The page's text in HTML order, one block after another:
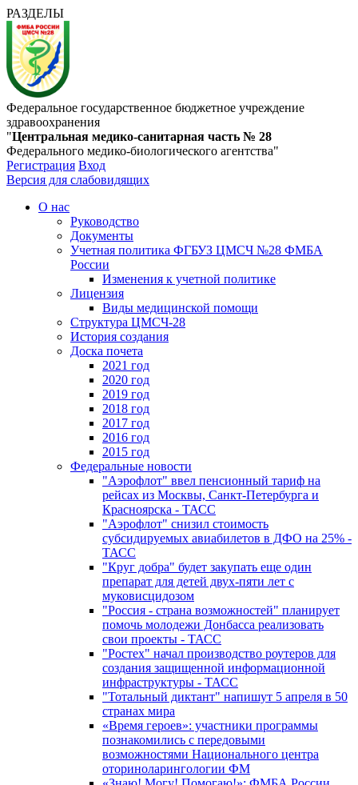
РАЗДЕЛЫ
Федеральное государственное бюджетное учреждение
здравоохранения
"Центральная медико-санитарная часть № 28
Федерального медико-биологического агентства"
Регистрация Вход
Версия для слабовидящих
О нас
Руководство
Документы
Учетная политика ФГБУЗ ЦМСЧ №28 ФМБА
России
Изменения к учетной политике
Лицензия
Виды медицинской помощи
Структура ЦМСЧ-28
История создания
Доска почета
2021 год
2020 год
2019 год
2018 год
2017 год
2016 год
2015 год
Федеральные новости
"Аэрофлот" ввел пенсионный тариф на
рейсах из Москвы, Санкт-Петербурга и
Красноярска - ТАСС
"Аэрофлот" снизил стоимость
субсидируемых авиабилетов в ДФО на 25% -
ТАСС
"Круг добра" будет закупать еще один
препарат для детей двух-пяти лет с
муковисцидозом
"Россия - страна возможностей" планирует
помочь молодежи Донбасса реализовать
свои проекты - ТАСС
"Ростех" начал производство роутеров для
создания защищенной информационной
инфраструктуры - ТАСС
"Тотальный диктант" напишут 5 апреля в 50
странах мира
«Время героев»: участники программы
познакомились с передовыми
возможностями Национального центра
оториноларингологии ФМ